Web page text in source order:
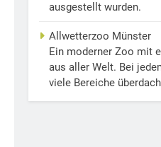
ausgestellt wurden.
Allwetterzoo Münster
Ein moderner Zoo mit
aus aller Welt. Bei
viele Bereiche